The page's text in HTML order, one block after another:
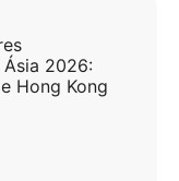
2026:
Hong Kong